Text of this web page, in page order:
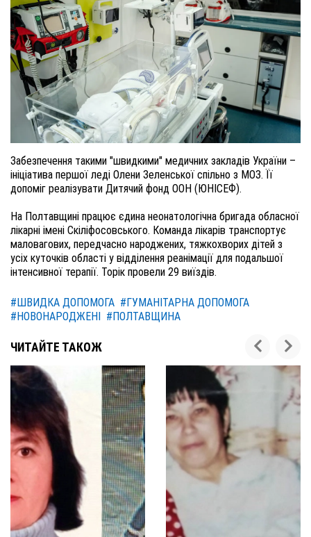
Забезпечення такими "швидкими" медичних закладів України –
ініціатива першої леді Олени Зеленської спільно з МОЗ. Її
допоміг реалізувати Дитячий фонд ООН (ЮНІСЕФ).
На Полтавщині працює єдина неонатологічна бригада обласної
лікарні імені Скіліфосовського. Команда лікарів транспортує
маловагових, передчасно народжених, тяжкохворих дітей з
усіх куточків області у відділення реанімації для подальшої
інтенсивної терапії. Торік провели 29 виїздів.
#ШВИДКА ДОПОМОГА #ГУМАНІТАРНА ДОПОМОГА
#НОВОНАРОДЖЕНІ
#ПОЛТАВЩИНА
ЧИТАЙТЕ ТАКОЖ